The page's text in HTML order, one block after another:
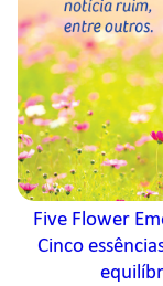
Five Flower
Cinco